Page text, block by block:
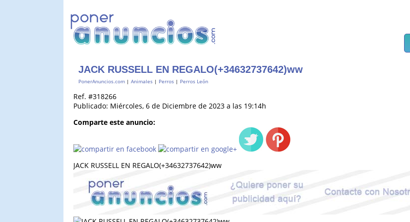
JACK RUSSELL EN REGALO(+34632737642)ww
PonerAnuncios.com | Animales | Perros | Perros León
Ref. #318266
Publicado: Miércoles, 6 de Diciembre de 2023 a las 19:14h
Comparte este anuncio:
JACK RUSSELL EN REGALO(+34632737642)ww